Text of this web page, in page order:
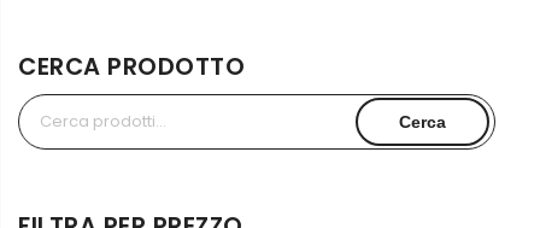
CERCA PRODOTTO
Cerca:Cerca